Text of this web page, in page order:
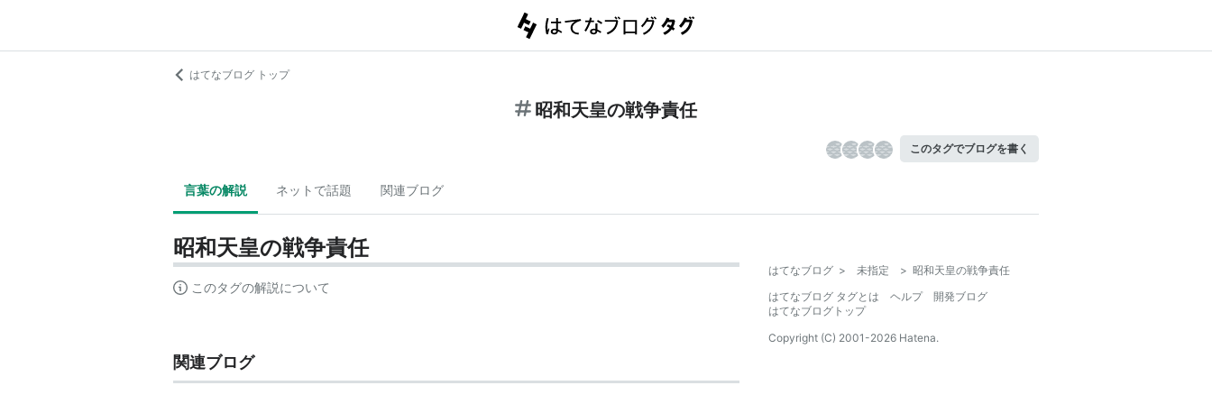
はてなブログ トップ
昭和天皇の戦争責任
このタグでブログを書く
言葉の解説 ネットで話題 関連ブログ
昭和天皇の戦争責任
このタグの解説について
関連ブログ
はてなブログ > 未指定 > 昭和天皇の戦争責任
はてなブログ タグとは
ヘルプ
開発ブログ
はてなブログトップ
Copyright (C) 2001-2026 Hatena.